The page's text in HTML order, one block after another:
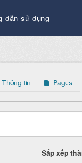
dẫn sử dụng
Thông tin Pages
Sắp xếp